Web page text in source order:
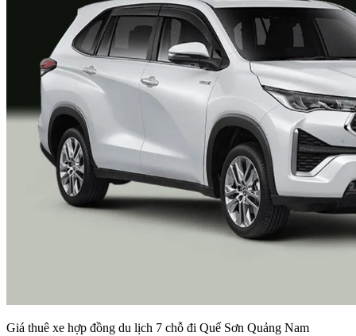
Giá thuê xe hợp đồng du lịch 7 chỗ đi Quế Sơn Quảng Nam